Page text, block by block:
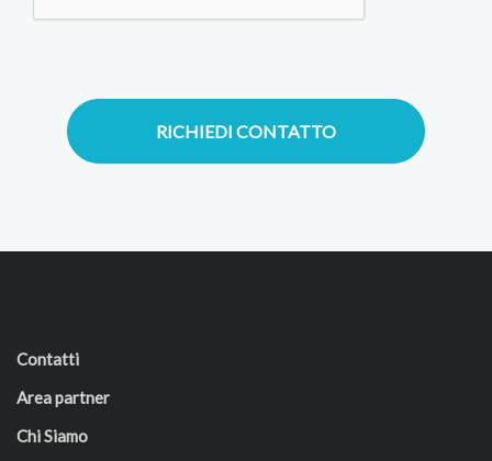
RICHIEDI CONTATTO
Contatti
Area partner
Chi Siamo